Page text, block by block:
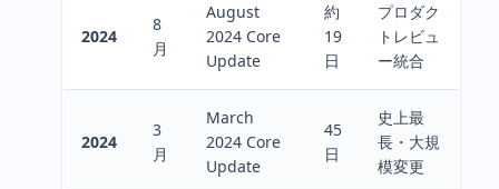
2024
8
月
August
2024 Core
Update
約
19
日
プロダク
トレビュ
ー統合
2024
3
月
March
2024 Core
Update
45
日
史上最
長・大規
模変更